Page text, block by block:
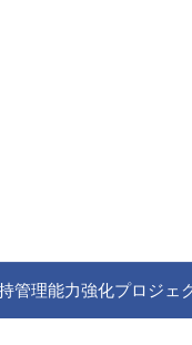
管理能力強化プロジ